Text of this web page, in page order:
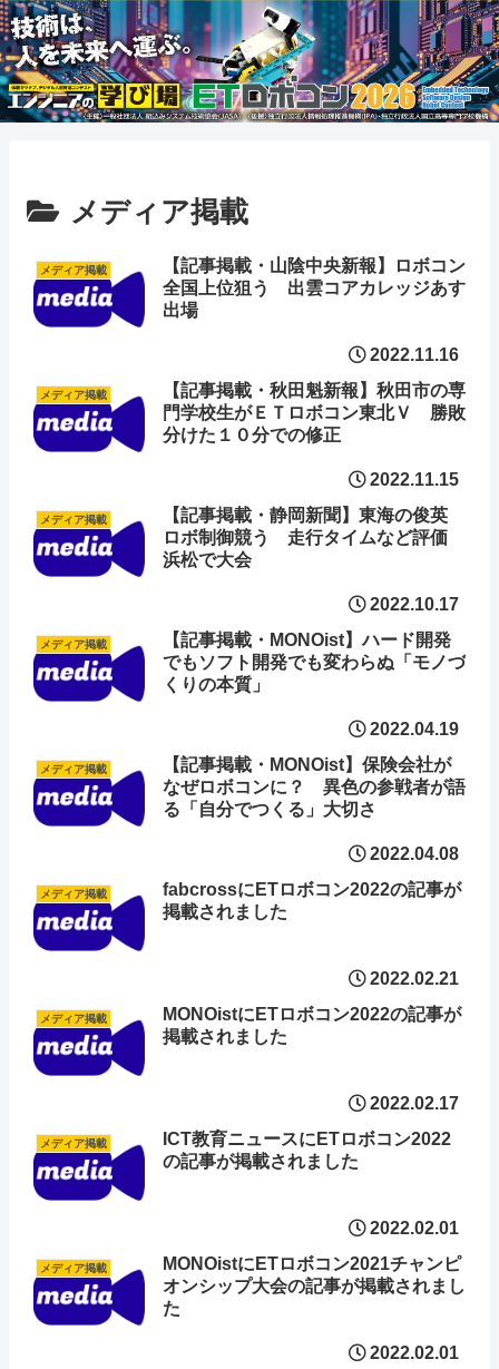
メディア掲載
メディア掲載
【記事掲載・山陰中央新報】ロボコン
全国上位狙う 出雲コアカレッジあす
出場
2022.11.16
メディア掲載
【記事掲載・秋田魁新報】秋田市の専
門学校生がＥＴロボコン東北Ｖ 勝敗
分けた１０分での修正
2022.11.15
メディア掲載
【記事掲載・静岡新聞】東海の俊英
ロボ制御競う 走行タイムなど評価
浜松で大会
2022.10.17
メディア掲載
【記事掲載・MONOist】ハード開発
でもソフト開発でも変わらぬ「モノづ
くりの本質」
2022.04.19
メディア掲載
【記事掲載・MONOist】保険会社が
なぜロボコンに？ 異色の参戦者が語
る「自分でつくる」大切さ
2022.04.08
メディア掲載
fabcrossにETロボコン2022の記事が
掲載されました
2022.02.21
メディア掲載
MONOistにETロボコン2022の記事が
掲載されました
2022.02.17
メディア掲載
ICT教育ニュースにETロボコン2022
の記事が掲載されました
2022.02.01
メディア掲載
MONOistにETロボコン2021チャンピ
オンシップ大会の記事が掲載されまし
た
2022.02.01